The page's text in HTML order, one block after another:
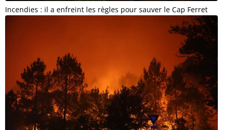
Incendies : il a enfreint les règles pour sauver le Cap Ferret